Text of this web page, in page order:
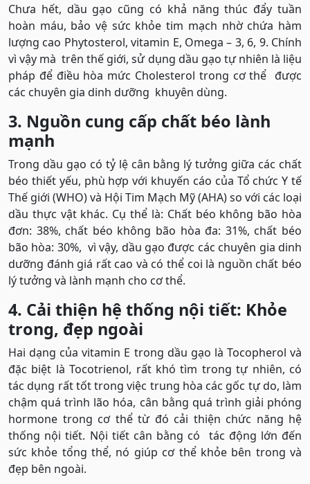
Chưa hết, dầu gạo cũng có khả năng thúc đẩy tuần
hoàn máu, bảo vệ sức khỏe tim mạch nhờ chứa hàm
lượng cao Phytosterol, vitamin E, Omega – 3, 6, 9. Chính
vì vậy mà trên thế giới, sử dụng dầu gạo tự nhiên là liệu
pháp để điều hòa mức Cholesterol trong cơ thể được
các chuyên gia dinh dưỡng khuyên dùng.
3. Nguồn cung cấp chất béo lành
mạnh
Trong dầu gạo có tỷ lệ cân bằng lý tưởng giữa các chất
béo thiết yếu, phù hợp với khuyến cáo của Tổ chức Y tế
Thế giới (WHO) và Hội Tim Mạch Mỹ (AHA) so với các loại
dầu thực vật khác. Cụ thể là: Chất béo không bão hòa
đơn: 38%, chất béo không bão hòa đa: 31%, chất béo
bão hòa: 30%, vì vậy, dầu gạo được các chuyên gia dinh
dưỡng đánh giá rất cao và có thể coi là nguồn chất béo
lý tưởng và lành mạnh cho cơ thể.
4. Cải thiện hệ thống nội tiết: Khỏe
trong, đẹp ngoài
Hai dạng của vitamin E trong dầu gạo là Tocopherol và
đặc biệt là Tocotrienol, rất khó tìm trong tự nhiên, có
tác dụng rất tốt trong việc trung hòa các gốc tự do, làm
chậm quá trình lão hóa, cân bằng quá trình giải phóng
hormone trong cơ thể từ đó cải thiện chức năng hệ
thống nội tiết. Nội tiết cân bằng có tác động lớn đến
sức khỏe tổng thể, nó giúp cơ thể khỏe bên trong và
đẹp bên ngoài.